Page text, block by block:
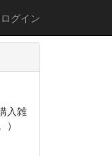
ログイン
入雑